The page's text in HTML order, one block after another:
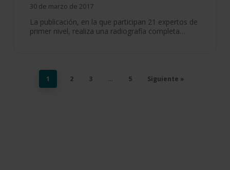
30 de marzo de 2017
La publicación, en la que participan 21 expertos de
primer nivel, realiza una radiografía completa…
1 2 3 … 5 Siguiente »